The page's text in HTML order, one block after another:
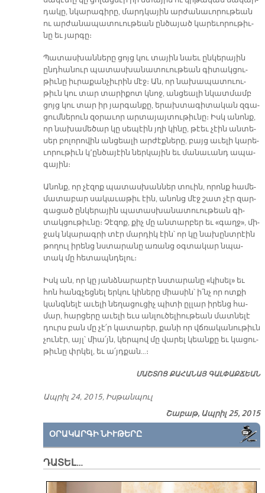
դա­կը, նկա­րա­գի­րը, մարդ­կա­յին ար­ժա­նա­ւո­րու­թեան
ու ար­ժա­նա­պա­տուու­թեան ըն­ծա­յած կա­րե­ւո­րու­թիւ­
նը եւ յար­գը։
Պա­տաս­խան­նե­րը ցոյց կու տա­յին նաեւ ըն­կե­րա­յին
ընդ­հա­նուր պա­տաս­խա­նա­տուու­թեան գի­տակ­ցու­
թիւ­նը իւ­րա­քան­չիւ­րին մէջ։ Ան, որ նա­խա­պա­տուու­
թիւն կու տար տա­րի­քոտ կնոջ, ան­ցեա­լի նկատ­մամբ
ցոյց կու տար իր յար­գան­քը, ե­րախ­տա­գի­տա­կան զգա­
ցում­նե­րուն զօ­րա­ւոր ար­տա­յայ­տու­թիւ­նը։ Իսկ ա­նոնք,
որ նա­խա­մե­ծար կը սե­պէին յղի կի­նը, թէեւ չէին ան­տե­
սեր բո­լո­րո­վին ան­ցեա­լի ար­ժէք­նե­րը, բայց ա­ւե­լի կա­րե­
ւո­րու­թիւն կ՚ըն­ծա­յէին ներ­կա­յին եւ մա­նա­ւանդ ա­պա­
գա­յին։
Ա­նոնք, որ չէ­զոք պա­տաս­խան­ներ տուին, ո­րոնք հա­մե­
մա­տա­բար սա­կա­ւա­թիւ էին, ա­նոնց մէջ շատ չէր զար­
գա­ցած ըն­կե­րա­յին պա­տաս­խա­նա­տուու­թեան գի­
տակ­ցու­թիւ­նը։ Չէ­զոք, քիչ մը ան­տար­բեր եւ «գաղջ», մի­
ջակ նկա­րագ­րի տէր մար­դիկ էին՝ որ կը նա­խընտ­րէին
թո­ղուլ ի­րենց նստա­րա­նը ա­ռանց օգ­տա­կար նպա­
տակ մը հե­տապն­դե­լու։
Իսկ ան, որ կը յանձ­նա­րա­րէր նստա­րա­նը «կի­սել» եւ
հոն հանգ­չեց­նել եր­կու կի­նե­րը միա­սին՝ ի՛նչ որ ոտ­քի
կանգ­նե­լէ ա­ւե­լի նե­ղա­ցու­ցիչ պի­տի ըլ­լար ի­րենց հա­
մար, հար­ցե­րը ա­ւե­լի եւս ան­լու­ծե­լիու­թեան մատ­նե­լէ
դուրս բան մը չէ՛ր կա­տա­րեր, քա­նի որ վճռա­կա­նու­թիւն
չու­նէր, այլ՝ միա՛յն, կեր­պով մը վա­րել կեան­քը եւ կա­ցու­
թիւ­նը փրկել, եւ ա՛յդ­քան…։
ՄԱՇ­ՏՈՑ ՔԱ­ՀԱ­ՆԱՅ ԳԱԼ­ՓԱՔ­ՃԵԱՆ
Ապ­րիլ 24, 2015, Իս­թան­պուլ
Շաբաթ, Ապրիլ 25, 2015
ՕՐԱԿԱՐԳԻ ՆԻՒԹԵՐԸ
ԴԱՏԵԼ…